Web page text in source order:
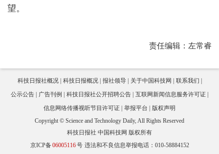
望。
责任编辑：左常睿
科技日报社概况 科技日报概况 报社领导 关于中国科技网
联系我们
公示公告
广告刊例 科技日报社公开招聘公告
互联网新闻信息服务许可证
信息网络传播视听节目许可证
举报平台
版权声明
Copyright © Science and Technology Daily, All Rights Reserved
科技日报社 中国科技网 版权所有
京ICP备06005116号 违法和不良信息举报电话：010-58884152